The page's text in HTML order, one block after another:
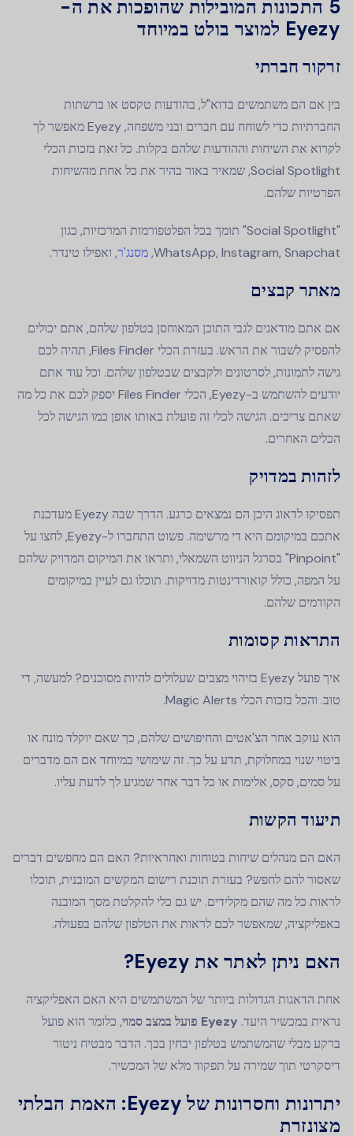
5 התכונות המובילות שהופכות את ה-
Eyezy למוצר בולט במיוחד
זרקור חברתי
בין אם הם משתמשים בדוא"ל, בהודעות טקסט או ברשתות
החברתיות כדי לשוחח עם חברים ובני משפחה, Eyezy מאפשר לך
לקרוא את השיחות וההודעות שלהם בקלות. כל זאת בזכות הכלי
Social Spotlight, שמאיר באור בהיר את כל אחת מהשיחות
הפרטיות שלהם.
"Social Spotlight" תומך בכל הפלטפורמות המרכזיות, כגון
WhatsApp, Instagram, Snapchat, מסנג'ר, ואפילו טינדר.
מאתר קבצים
אם אתם מודאגים לגבי התוכן המאוחסן בטלפון שלהם, אתם יכולים
להפסיק לשבור את הראש. בעזרת הכלי Files Finder, תהיה לכם
גישה לתמונות, לסרטונים ולקבצים שבטלפון שלהם. וכל עוד אתם
יודעים להשתמש ב-Eyezy, הכלי Files Finder יספק לכם את כל מה
שאתם צריכים. הגישה לכלי זה פועלת באותו אופן כמו הגישה לכל
הכלים האחרים.
לזהות במדויק
תפסיקו לדאוג היכן הם נמצאים כרגע. הדרך שבה Eyezy מעדכנת
אתכם במיקומם היא די מרשימה. פשוט התחברו ל-Eyezy, לחצו על
"Pinpoint" בסרגל הניווט השמאלי, ותראו את המיקום המדויק שלהם
על המפה, כולל קואורדינטות מדויקות. תוכלו גם לעיין במיקומים
הקודמים שלהם.
התראות קסומות
איך פועל Eyezy בזיהוי מצבים שעלולים להיות מסוכנים? למעשה, די
טוב. והכל בזכות הכלי Magic Alerts.
הוא עוקב אחר הצ'אטים והחיפושים שלהם, כך שאם יוקלד מונח או
ביטוי שנוי במחלוקת, תדע על כך. זה שימושי במיוחד אם הם מדברים
על סמים, סקס, אלימות או כל דבר אחר שמגיע לך לדעת עליו.
תיעוד הקשות
האם הם מנהלים שיחות בטוחות ואחראיות? האם הם מחפשים דברים
שאסור להם לחפש? בעזרת תוכנת רישום המקשים המובנית, תוכלו
לראות כל מה שהם מקלידים. יש גם כלי להקלטת מסך המובנה
באפליקציה, שמאפשר לכם לראות את הטלפון שלהם בפעולה.
האם ניתן לאתר את Eyezy?
אחת הדאגות הגדולות ביותר של המשתמשים היא האם האפליקציה
נראית במכשיר היעד. Eyezy פועל במצב סמוי
, כלומר הוא פועל
ברקע מבלי שהמשתמש בטלפון יבחין בכך. הדבר מבטיח ניטור
דיסקרטי תוך שמירה על תפקוד מלא של המכשיר.
יתרונות וחסרונות של Eyezy: האמת הבלתי
מצונזרת